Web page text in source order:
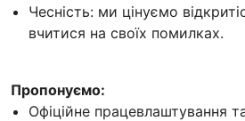
Чесність: ми цінуємо
вчитися на своїх помилках.
Пропонуємо:
Офіційне працевлаштування